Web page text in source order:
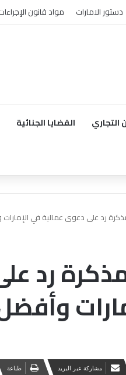
دستور الامارات مواد قانون
التجاري القضايا الجنائية
رد على دعوى عمالية في
رد
مشاركة عبر البريد طباعة